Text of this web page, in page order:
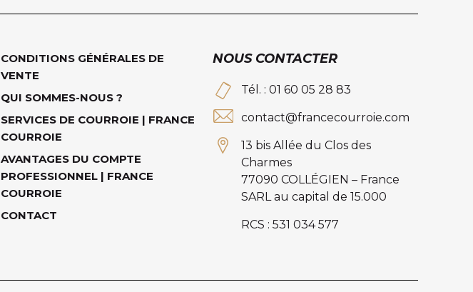
CONDITIONS GÉNÉRALES DE
VENTE
QUI SOMMES-NOUS ?
SERVICES DE COURROIE | FRANCE
COURROIE
AVANTAGES DU COMPTE
PROFESSIONNEL | FRANCE
COURROIE
CONTACT
NOUS CONTACTER
Tél. : 01 60 05 28 83
contact@francecourroie.com
13 bis Allée du Clos des
Charmes
77090 COLLÉGIEN – France
SARL au capital de 15.000
RCS : 531 034 577